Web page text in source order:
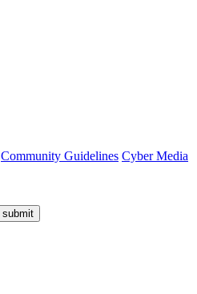
Community Guidelines Cyber Media
submit